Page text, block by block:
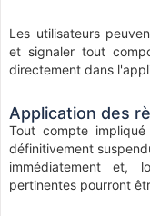
Les utilisateurs
et signaler tout
directement dans
Application des
Tout compte
définitivement
immédiatement et,
pertinentes pourront